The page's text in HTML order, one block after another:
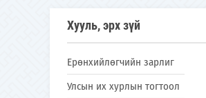
Хууль, эрх зүй
Ерөнхийлөгчийн зарлиг
Улсын их хурлын тогтоол